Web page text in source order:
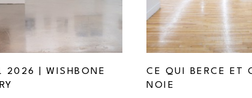
2026 | WISHBONE
CE QUI BERCE ET
NOIE